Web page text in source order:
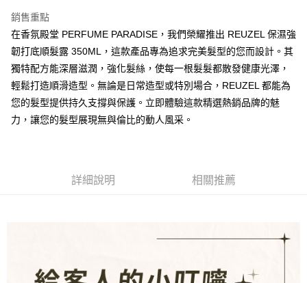
３．安心：先確認商品／服務後，再付款。
１．於結帳方式選擇「AFTEE先享後付」後，將跳轉至「AFTEE先享後付」
結帳頁面，進行簡訊認證並確認金額後，即可完成結帳。
２．訂單成立數日內，您將收到繳費通知簡訊。
３．收到繳費通知簡訊後14天內，點擊此簡訊中的連結，可透過四大超商／
ATM／網路銀行／等多元方式進行付款，方視為交易完成。
※ 請注意：結帳手續完成當下不需立刻繳費，但若您需要取消訂單，請聯絡
客戶支援中心」https://netprotections.freshdesk.com/support/home
３．未成年的使用者請事先徵得法定代理人或監護人之同意方可使用
全家取貨付款
每筆NT$80，滿NT$1,000(含以上)免運費
7-11取貨付款
每筆NT$80，滿NT$1,000(含以上)免運費
每筆NT$90，滿NT$1,000(含以上)免運費
銷售重點
在香氛殿堂 PERFUME PARADISE，我們榮耀推出 REUZEL 保濕強
韌打底順髮露 350ML，這款產品專為追求完美髮型的您而設計。其
獨特配方能深層滋潤，強化髮絲，使每一根髮髮都散發健康光澤，
輕鬆打造順滑造型。無論是日常造型或特別場合，REUZEL 都能為
您的髮型提供持久支撐與保護。立即體驗這款精選熱銷品牌的魅
力，讓您的髮型展現無與倫比的動人風采。
詳細說明 相關推薦